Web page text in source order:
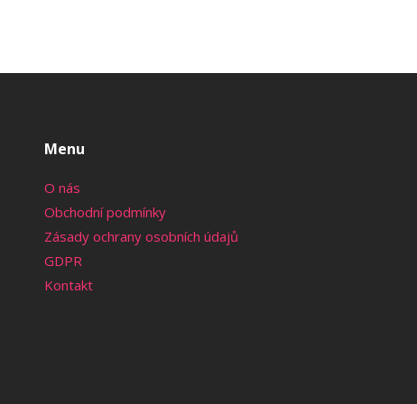
Menu
O nás
Obchodní podmínky
Zásady ochrany osobních údajů
GDPR
Kontakt